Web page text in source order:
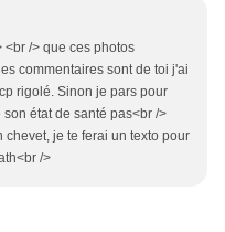
<br /> que ces photos
commentaires sont de toi j'ai
rigolé. Sinon je pars pour
état de santé pas<br />
chevet, je te ferai un texto pour
/>